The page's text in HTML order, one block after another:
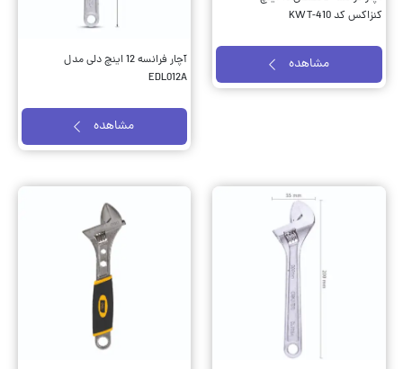
کنزاکس کد KWT-410
مشاهده
آچار فرانسه 12 اینچ دلی مدل
EDL012A
مشاهده